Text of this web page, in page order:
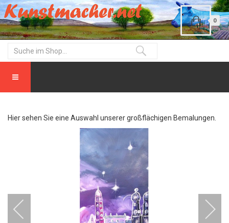
0
Hier sehen Sie eine Auswahl unserer großflächigen Bemalungen.